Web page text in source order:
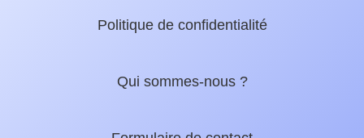
Politique de confidentialité
Qui sommes-nous ?